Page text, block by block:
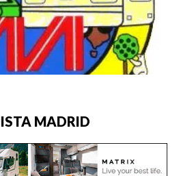
MADRID